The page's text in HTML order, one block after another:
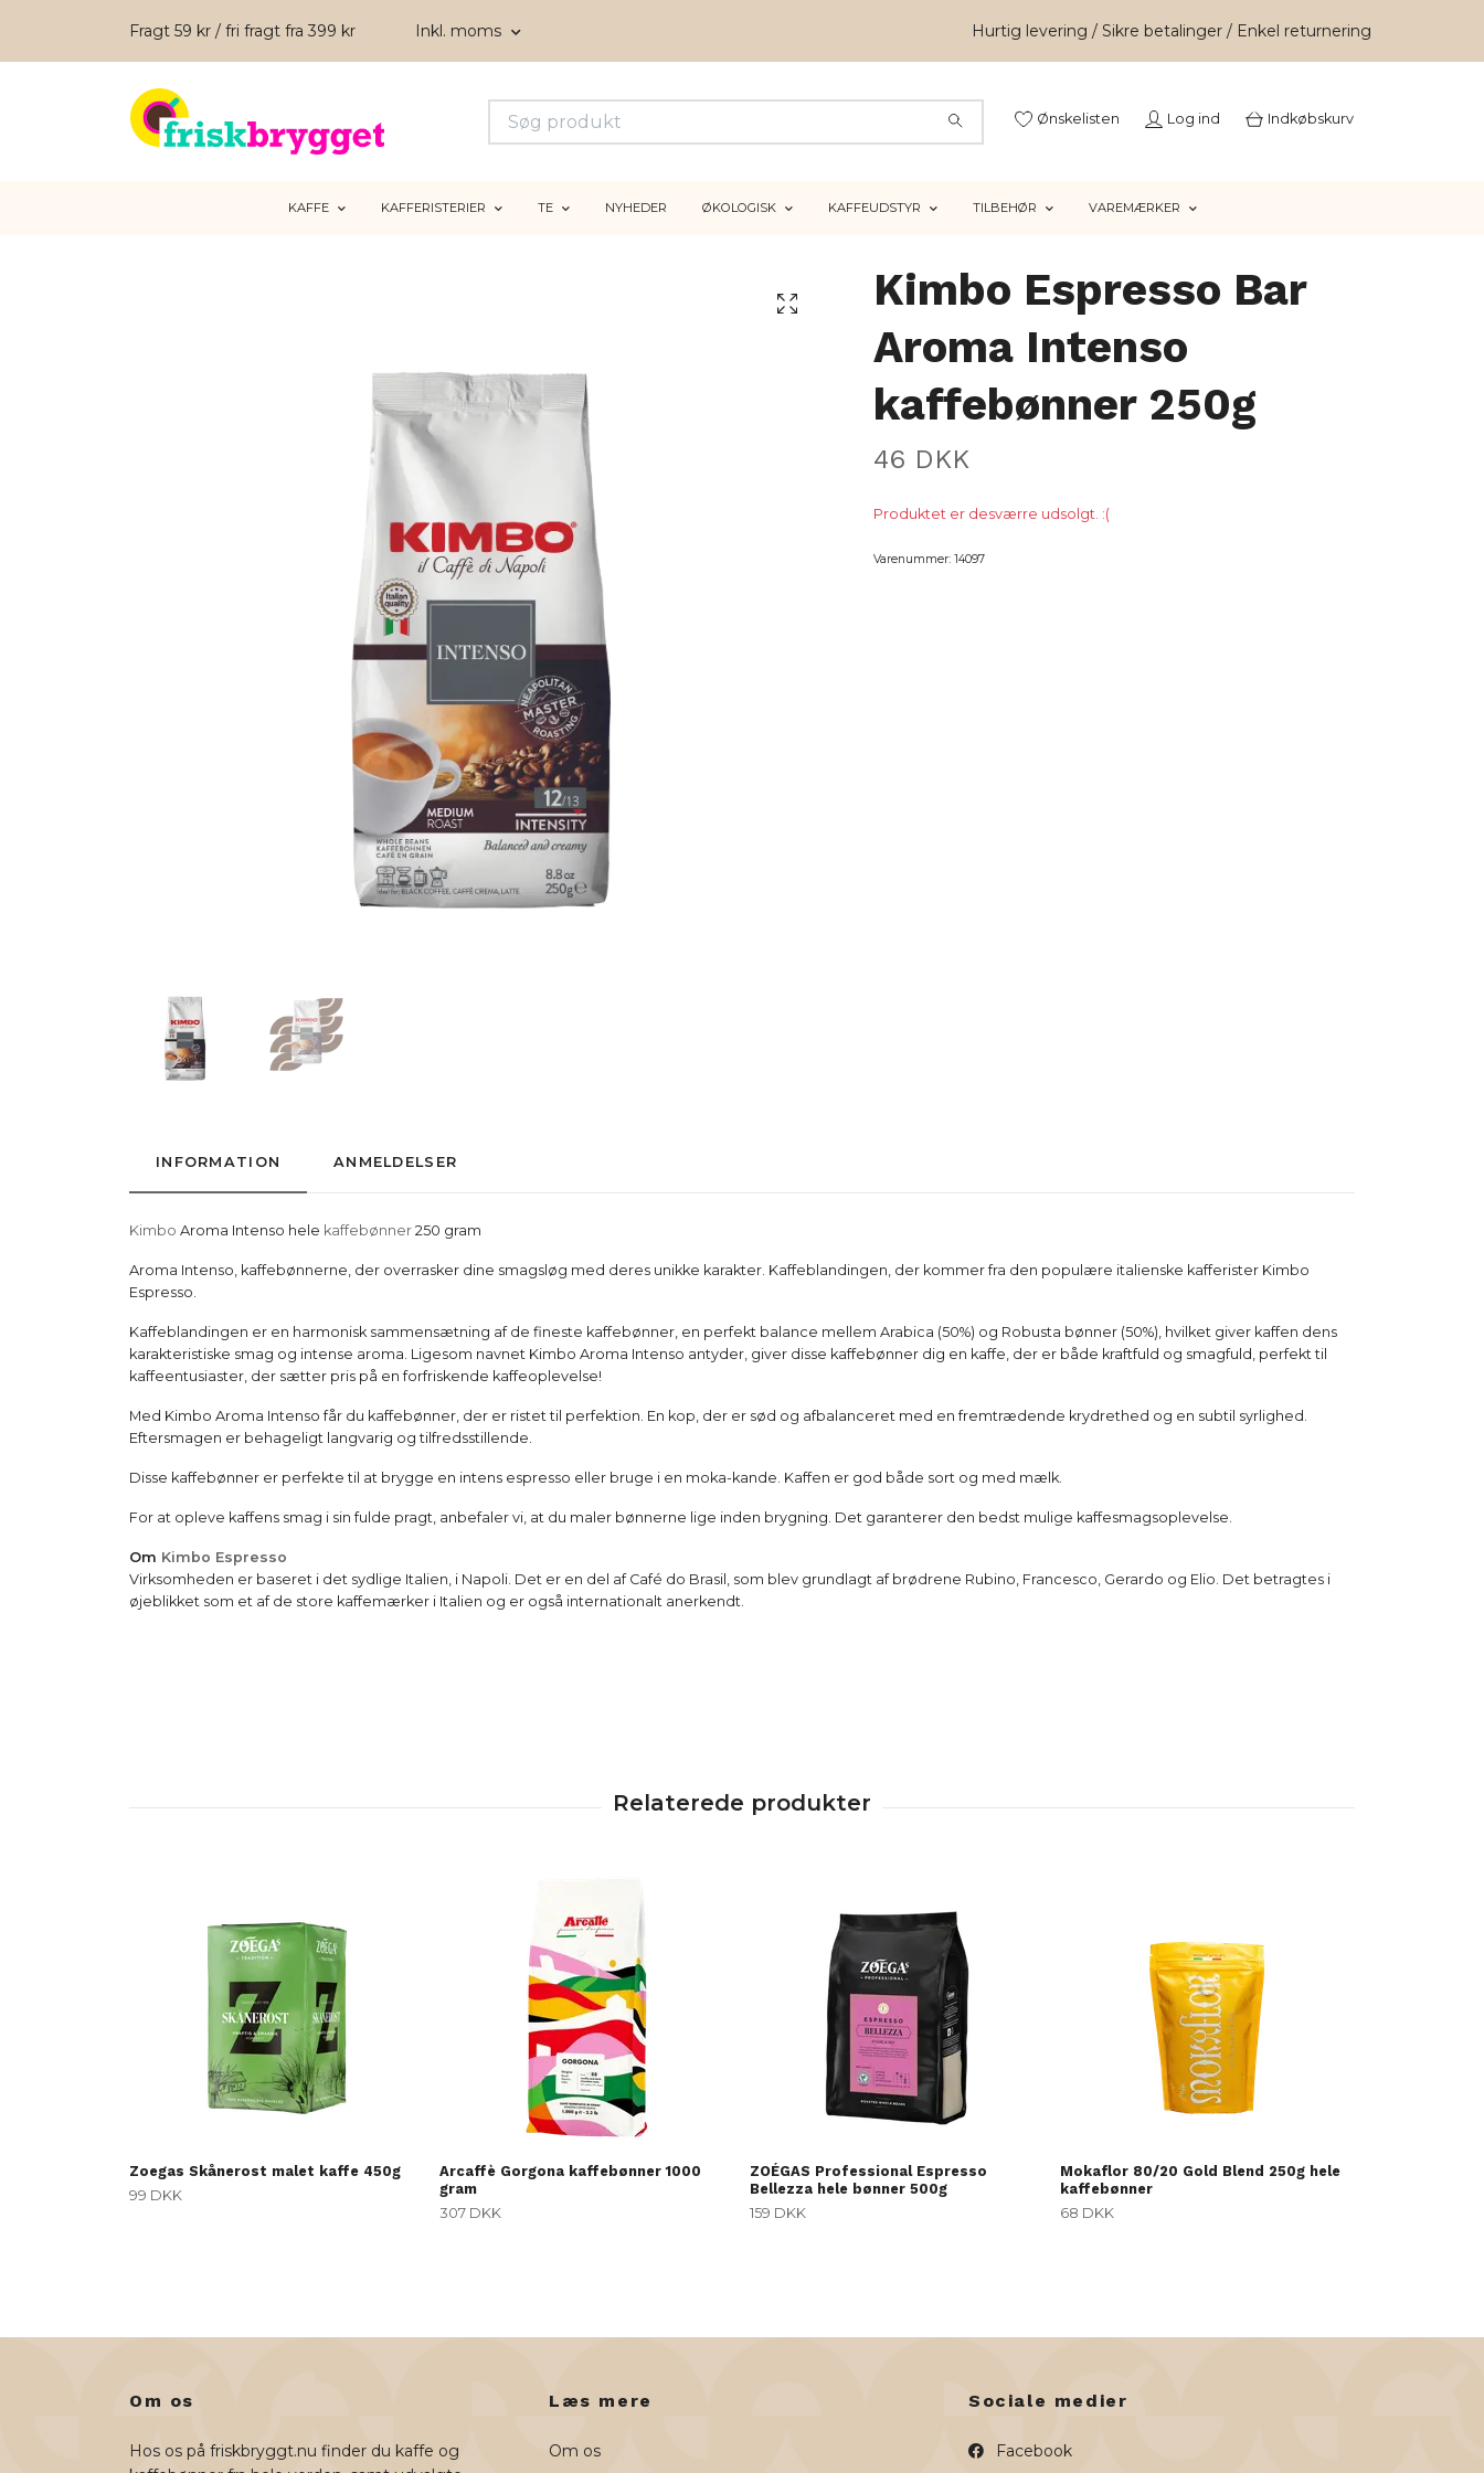
Fragt 59 kr / fri fragt fra 399 kr Inkl. moms Hurtig levering / Sikre betalinger / Enkel returnering
Ønskelisten Log ind Indkøbskurv
KAFFE KAFFERISTERIER TE NYHEDER ØKOLOGISK KAFFEUDSTYR TILBEHØR VAREMÆRKER
Kimbo Espresso Bar
Aroma Intenso
kaffebønner 250g
46 DKK
Produktet er desværre udsolgt. :(
Varenummer: 14097
INFORMATION ANMELDELSER
Kimbo Aroma Intenso hele kaffebønner 250 gram
Aroma Intenso, kaffebønnerne, der overrasker dine smagsløg med deres unikke karakter. Kaffeblandingen, der kommer fra den populære italienske kafferister Kimbo
Espresso.
Kaffeblandingen er en harmonisk sammensætning af de fineste kaffebønner, en perfekt balance mellem Arabica (50%) og Robusta bønner (50%), hvilket giver kaffen dens
karakteristiske smag og intense aroma. Ligesom navnet Kimbo Aroma Intenso antyder, giver disse kaffebønner dig en kaffe, der er både kraftfuld og smagfuld, perfekt til
kaffeentusiaster, der sætter pris på en forfriskende kaffeoplevelse!
Med Kimbo Aroma Intenso får du kaffebønner, der er ristet til perfektion. En kop, der er sød og afbalanceret med en fremtrædende krydrethed og en subtil syrlighed.
Eftersmagen er behageligt langvarig og tilfredsstillende.
Disse kaffebønner er perfekte til at brygge en intens espresso eller bruge i en moka-kande. Kaffen er god både sort og med mælk.
For at opleve kaffens smag i sin fulde pragt, anbefaler vi, at du maler bønnerne lige inden brygning. Det garanterer den bedst mulige kaffesmagsoplevelse.
Om Kimbo Espresso
Virksomheden er baseret i det sydlige Italien, i Napoli. Det er en del af Café do Brasil, som blev grundlagt af brødrene Rubino, Francesco, Gerardo og Elio. Det betragtes i
øjeblikket som et af de store kaffemærker i Italien og er også internationalt anerkendt.
Zoegas Skånerost malet kaffe 450g
99 DKK
Arcaffè Gorgona kaffebønner 1000
gram
307 DKK
ZOÉGAS Professional Espresso
Bellezza hele bønner 500g
159 DKK
Mokaflor 80/20 Gold Blend 250g hele
kaffebønner
68 DKK
Om os
Hos os på friskbryggt.nu finder du kaffe og
Læs mere
Om os
Sociale medier
Facebook